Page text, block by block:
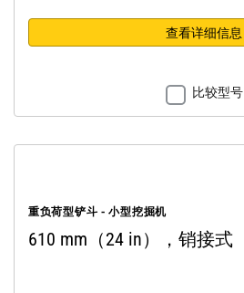
查看详细信息
比较型号
重负荷型铲斗 - 小型挖掘机
610 mm（24 in），销接式